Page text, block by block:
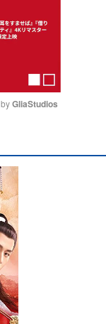
t
GliaStudios